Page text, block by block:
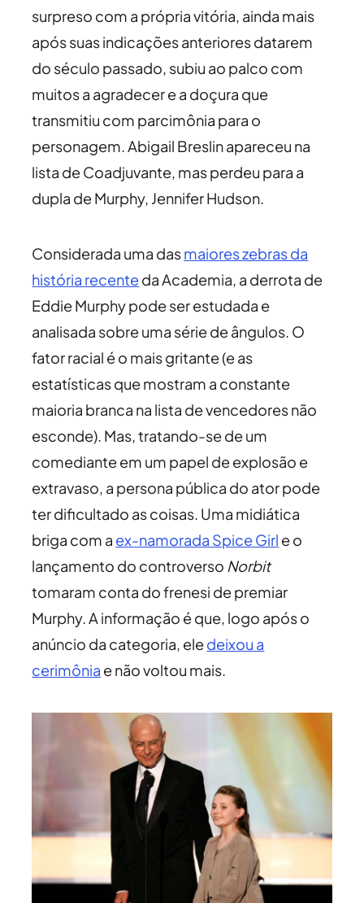
surpreso com a própria vitória, ainda mais
após suas indicações anteriores datarem
do século passado, subiu ao palco com
muitos a agradecer e a doçura que
transmitiu com parcimônia para o
personagem. Abigail Breslin apareceu na
lista de Coadjuvante, mas perdeu para a
dupla de Murphy, Jennifer Hudson.
Considerada uma dasmaiores zebras da
história recenteda Academia, a derrota de
Eddie Murphy pode ser estudada e
analisada sobre uma série de ângulos. O
fator racial é o mais gritante (e as
estatísticas que mostram a constante
maioria branca na lista de vencedores não
esconde). Mas, tratando-se de um
comediante em um papel de explosão e
extravaso, a persona pública do ator pode
ter dificultado as coisas. Uma midiática
briga com a ex-namorada Spice Girl e o
lançamento do controverso Norbit
tomaram conta do frenesi de premiar
Murphy. A informação é que, logo após o
anúncio da categoria, eledeixou a
cerimônia e não voltou mais.